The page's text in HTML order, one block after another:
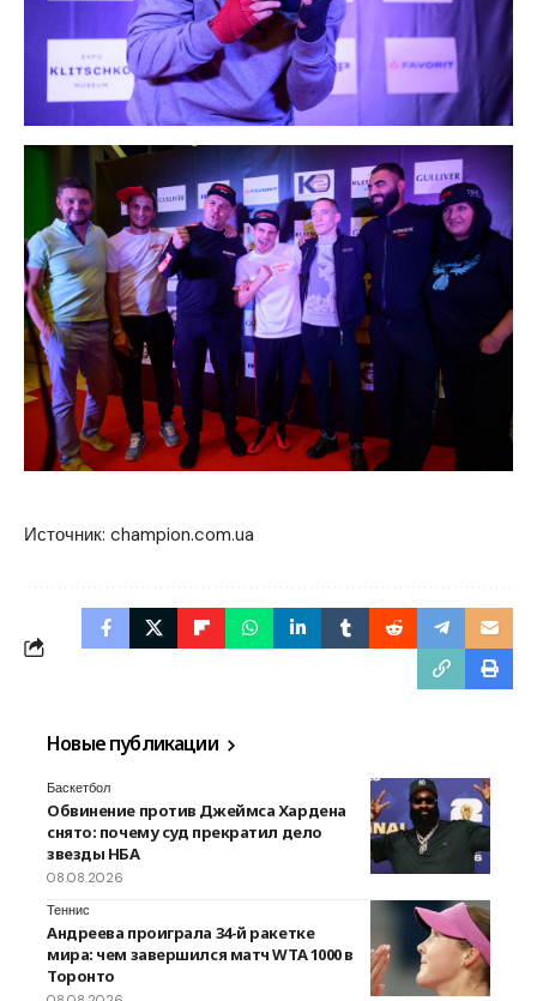
Источник: champion.com.ua
Новые публикации
Баскетбол
Обвинение против Джеймса Хардена
снято: почему суд прекратил дело
звезды НБА
08.08.2026
Теннис
Андреева проиграла 34-й ракетке
мира: чем завершился матч WTA 1000 в
Торонто